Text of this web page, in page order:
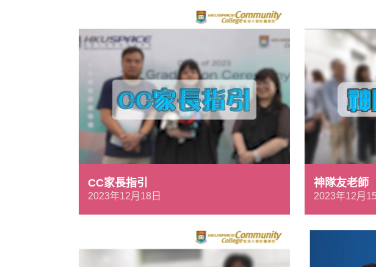
CC家長指引
2023年12月18日
神隊友老師
2023年12月